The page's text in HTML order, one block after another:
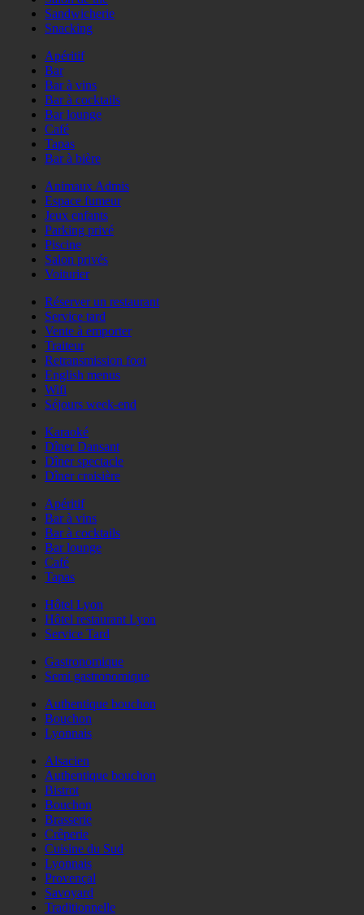
Sandwicherie
Snacking
Apéritif
Bar
Bar à vins
Bar à cocktails
Bar lounge
Café
Tapas
Bar à bière
Animaux Admis
Espace fumeur
Jeux enfants
Parking privé
Piscine
Salon privés
Voiturier
Réserver un restaurant
Service tard
Vente à emporter
Traiteur
Retransmission foot
English menus
Wifi
Séjours week-end
Karaoké
Dîner Dansant
Dîner spectacle
Dîner croisière
Apéritif
Bar à vins
Bar à cocktails
Bar lounge
Café
Tapas
Hôtel Lyon
Hôtel restaurant Lyon
Service Tard
Gastronomique
Semi gastronomique
Authentique bouchon
Bouchon
Lyonnais
Alsacien
Authentique bouchon
Bistrot
Bouchon
Brasserie
Crêperie
Cuisine du Sud
Lyonnais
Provençal
Savoyard
Traditionnelle